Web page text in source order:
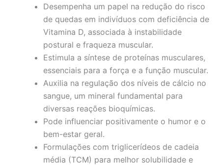
Desempenha um papel na redução do risco
de quedas em indivíduos com deficiência de
Vitamina D, associada à instabilidade
postural e fraqueza muscular.
Estimula a síntese de proteínas musculares,
essenciais para a força e a função muscular.
Auxilia na regulação dos níveis de cálcio no
sangue, um mineral fundamental para
diversas reações bioquímicas.
Pode influenciar positivamente o humor e o
bem-estar geral.
Formulações com triglicerídeos de cadeia
média (TCM) para melhor solubilidade e